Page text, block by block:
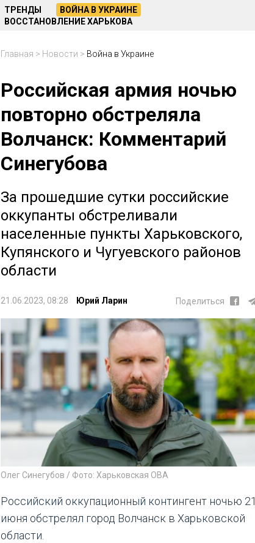
ТРЕНДЫ
ВОЙНА В УКРАИНЕ
ВОССТАНОВЛЕНИЕ ХАРЬКОВА
Главная > Новости > Война в Украине
Российская армия ночью
повторно обстреляла
Волчанск: Комментарий
Синегубова
За прошедшие сутки российские
оккупанты обстреливали
населенные пункты Харьковского,
Купянского и Чугуевского районов
области
21.06.2023, 08:28 Юрий Ларин Поделиться
Олег Синегубов / Фото: Харьковская ОВА
Российский оккупационный контингент ночью 21
июня обстрелял город Волчанск в Харьковской
области.